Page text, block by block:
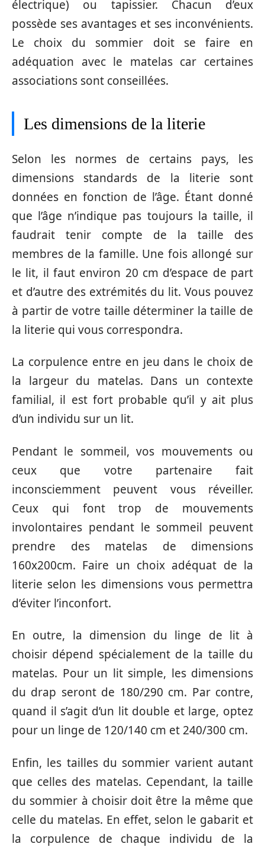
électrique) ou tapissier. Chacun d’eux
possède ses avantages et ses inconvénients.
Le choix du sommier doit se faire en
adéquation avec le matelas car certaines
associations sont conseillées.
Les dimensions de la literie
Selon les normes de certains pays, les
dimensions standards de la literie sont
données en fonction de l’âge. Étant donné
que l’âge n’indique pas toujours la taille, il
faudrait tenir compte de la taille des
membres de la famille. Une fois allongé sur
le lit, il faut environ 20 cm d’espace de part
et d’autre des extrémités du lit. Vous pouvez
à partir de votre taille déterminer la taille de
la literie qui vous correspondra.
La corpulence entre en jeu dans le choix de
la largeur du matelas. Dans un contexte
familial, il est fort probable qu’il y ait plus
d’un individu sur un lit.
Pendant le sommeil, vos mouvements ou
ceux que votre partenaire fait
inconsciemment peuvent vous réveiller.
Ceux qui font trop de mouvements
involontaires pendant le sommeil peuvent
prendre des matelas de dimensions
160x200cm. Faire un choix adéquat de la
literie selon les dimensions vous permettra
d’éviter l’inconfort.
En outre, la dimension du linge de lit à
choisir dépend spécialement de la taille du
matelas. Pour un lit simple, les dimensions
du drap seront de 180/290 cm. Par contre,
quand il s’agit d’un lit double et large, optez
pour un linge de 120/140 cm et 240/300 cm.
Enfin, les tailles du sommier varient autant
que celles des matelas. Cependant, la taille
du sommier à choisir doit être la même que
celle du matelas. En effet, selon le gabarit et
la corpulence de chaque individu de la